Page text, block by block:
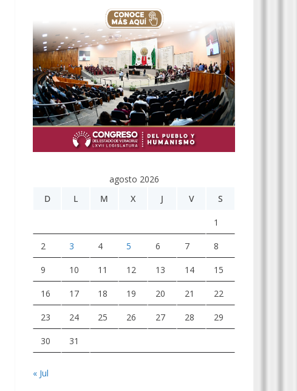
agosto 2026
D
L M X J V S
1
2 3 4 5 6 7 8
9 10 11 12 13 14 15
16 17 18 19 20 21 22
23 24 25 26 27 28 29
30 31
« Jul